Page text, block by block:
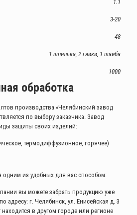
1.1
3-20
48
1 шпилька, 2 гайки, 1 шайба
1000
обработка
производства «Челябинский завод
по выбору заказчика. Завод
защиты своих изделий:
термодиффузионное, горячее)
одним из удобных для вас способом:
вы можете забрать продукцию уже
адресу: г. Челябинск, ул. Енисейская д. 3
в другом городе или регионе